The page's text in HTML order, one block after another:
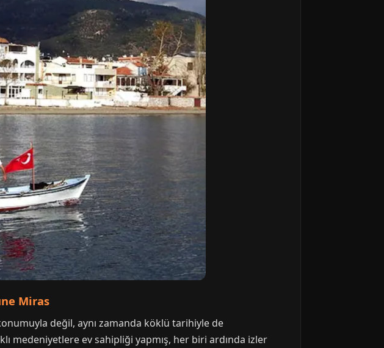
Miras
değil, aynı zamanda köklü tarihiyle de
medeniyetlere ev sahipliği yapmış, her biri ardında izler